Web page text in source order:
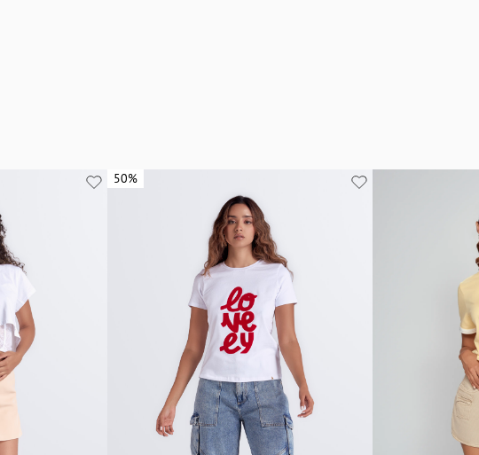
50%
50%